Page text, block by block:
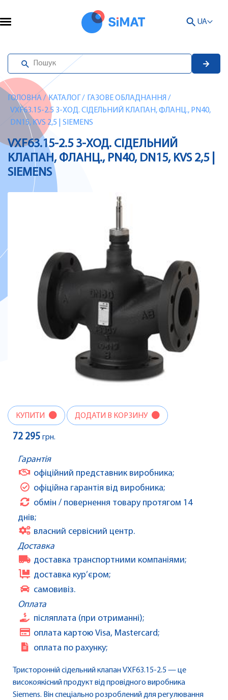
UA
ГОЛОВНА/ КАТАЛОГ / ГАЗОВЕ ОБЛАДНАННЯ /
VXF63.15-2.5 3-ХОД. СІДЕЛЬНИЙ КЛАПАН, ФЛАНЦ., PN40,
DN15, KVS 2,5 | SIEMENS
VXF63.15-2.5 3-ХОД. СІДЕЛЬНИЙ
КЛАПАН, ФЛАНЦ., PN40, DN15, KVS 2,5 |
SIEMENS
КУПИТИ ДОДАТИ В КОРЗИНУ
72 295 грн.
Гарантія
офіційний представник виробника;
офіційна гарантія від виробника;
обмін / повернення товару протягом 14
днів;
власний сервісний центр.
Доставка
доставка транспортними компаніями;
доставка кур’єром;
самовивіз.
Оплата
післяплата (при отриманні);
оплата картою Visa, Mastercard;
оплата по рахунку;
Тристоронній сідельний клапан VXF63.15-2.5 — це
високоякісний продукт від провідного виробника
Siemens. Він спеціально розроблений для регулювання